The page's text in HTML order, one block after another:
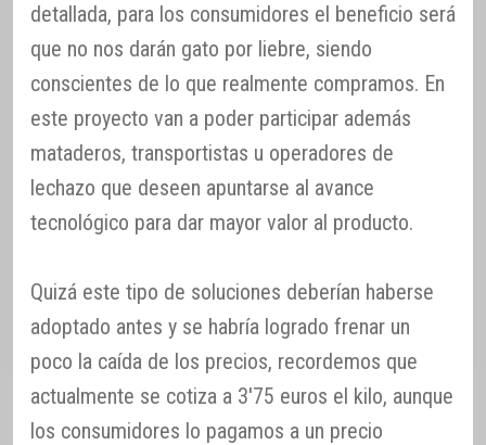
detallada, para los consumidores el beneficio será
que no nos darán gato por liebre, siendo
conscientes de lo que realmente compramos. En
este proyecto van a poder participar además
mataderos, transportistas u operadores de
lechazo que deseen apuntarse al avance
tecnológico para dar mayor valor al producto.
Quizá este tipo de soluciones deberían haberse
adoptado antes y se habría logrado frenar un
poco la caída de los precios, recordemos que
actualmente se cotiza a 3′75 euros el kilo, aunque
los consumidores lo pagamos a un precio